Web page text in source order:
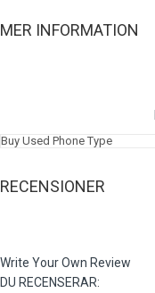
MER INFORMATION
Buy Used Phone Type
RECENSIONER
Write Your Own Review
DU RECENSERAR: